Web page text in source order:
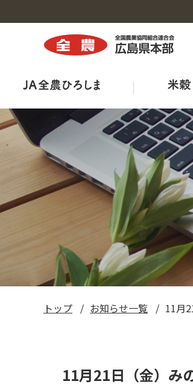
組織図・事務所・事業所一覧
商品紹介
工場・施設
特栽ガイドライン（ＪＡ別）
TVCM
い～ねくん公式LINEスタンプ
広島県三次家畜市場案内
鶏卵市況
ひろしま菜‘ｓ
出荷規格表
出店販売
ＪＡタウン
全農ひろしま型ハウスについて
産直市マッチングシステムＴＯ
ＪＡ－ＳＳ
ＪＡくらしの宅配便
トップ お知らせ一覧 11月
11月21日（金）み